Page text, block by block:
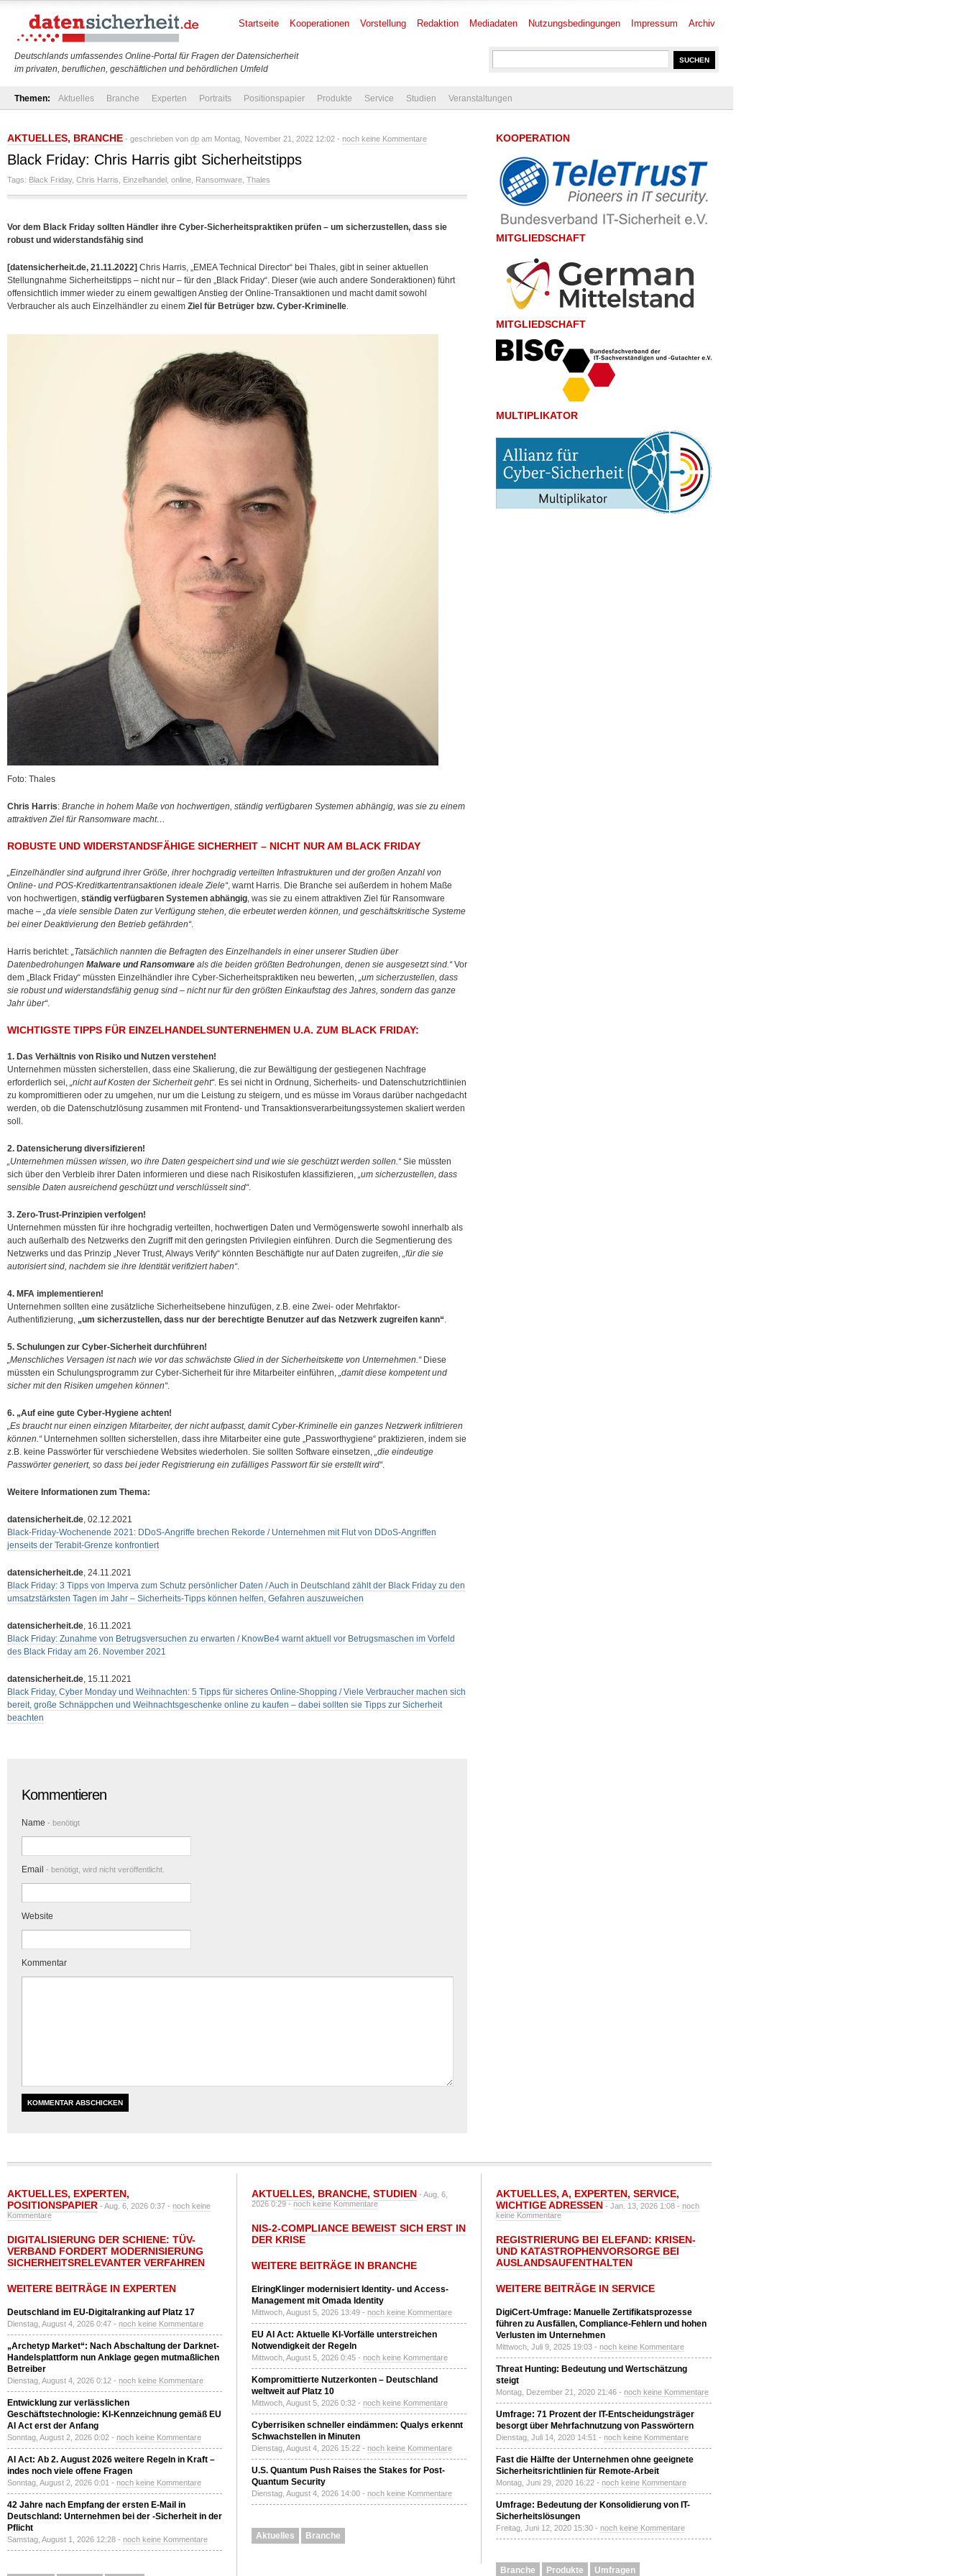
Deutschlands umfassendes Online-Portal für Fragen der Datensicherheit
im privaten, beruflichen, geschäftlichen und behördlichen Umfeld
Startseite Kooperationen Vorstellung Redaktion Mediadaten Nutzungsbedingungen Impressum Archiv
Themen: Aktuelles Branche Experten Portraits Positionspapier Produkte Service Studien Veranstaltungen
AKTUELLES, BRANCHE - geschrieben von dp am Montag, November 21, 2022 12:02 - noch keine Kommentare
Black Friday: Chris Harris gibt Sicherheitstipps
Tags: Black Friday, Chris Harris Einzelhandel online Ransomware Thales
Vor dem Black Friday sollten Händler ihre Cyber-Sicherheitspraktiken prüfen – um sicherzustellen, dass sie
robust und widerstandsfähig sind
[datensicherheit.de, 21.11.2022] Chris Harris, „EMEA Technical Director“ bei Thales, gibt in seiner aktuellen
Stellungnahme Sicherheitstipps – nicht nur – für den „Black Friday“. Dieser (wie auch andere Sonderaktionen) führt
offensichtlich immer wieder zu einem gewaltigen Anstieg der Online-Transaktionen und macht damit sowohl
Verbraucher als auch Einzelhändler zu einem Ziel für Betrüger bzw. Cyber-Kriminelle.
Foto: Thales
Chris Harris: Branche in hohem Maße von hochwertigen, ständig verfügbaren Systemen abhängig, was sie zu einem
attraktiven Ziel für Ransomware macht…
ROBUSTE UND WIDERSTANDSFÄHIGE SICHERHEIT – NICHT NUR AM BLACK FRIDAY
„Einzelhändler sind aufgrund ihrer Größe, ihrer hochgradig verteilten Infrastrukturen und der großen Anzahl von
Online- und POS-Kreditkartentransaktionen ideale Ziele“, warnt Harris. Die Branche sei außerdem in hohem Maße
von hochwertigen, ständig verfügbaren Systemen abhängig, was sie zu einem attraktiven Ziel für Ransomware
mache – „da viele sensible Daten zur Verfügung stehen, die erbeutet werden können, und geschäftskritische Systeme
bei einer Deaktivierung den Betrieb gefährden“.
Harris berichtet: „Tatsächlich nannten die Befragten des Einzelhandels in einer unserer Studien über
Datenbedrohungen Malware und Ransomware als die beiden größten Bedrohungen, denen sie ausgesetzt sind.“Vor
dem „Black Friday“ müssten Einzelhändler ihre Cyber-Sicherheitspraktiken neu bewerten, „um sicherzustellen, dass
sie robust und widerstandsfähig genug sind – nicht nur für den größten Einkaufstag des Jahres, sondern das ganze
Jahr über“.
WICHTIGSTE TIPPS FÜR EINZELHANDELSUNTERNEHMEN U.A. ZUM BLACK FRIDAY:
1. Das Verhältnis von Risiko und Nutzen verstehen!
Unternehmen müssten sicherstellen, dass eine Skalierung, die zur Bewältigung der gestiegenen Nachfrage
erforderlich sei, „nicht auf Kosten der Sicherheit geht“. Es sei nicht in Ordnung, Sicherheits- und Datenschutzrichtlinien
zu kompromittieren oder zu umgehen, nur um die Leistung zu steigern, und es müsse im Voraus darüber nachgedacht
werden, ob die Datenschutzlösung zusammen mit Frontend- und Transaktionsverarbeitungssystemen skaliert werden
soll.
2. Datensicherung diversifizieren!
„Unternehmen müssen wissen, wo ihre Daten gespeichert sind und wie sie geschützt werden sollen.“Sie müssten
sich über den Verbleib ihrer Daten informieren und diese nach Risikostufen klassifizieren, „um sicherzustellen, dass
sensible Daten ausreichend geschützt und verschlüsselt sind“.
3. Zero-Trust-Prinzipien verfolgen!
Unternehmen müssten für ihre hochgradig verteilten, hochwertigen Daten und Vermögenswerte sowohl innerhalb als
auch außerhalb des Netzwerks den Zugriff mit den geringsten Privilegien einführen. Durch die Segmentierung des
Netzwerks und das Prinzip „Never Trust, Always Verify“ könnten Beschäftigte nur auf Daten zugreifen, „für die sie
autorisiert sind, nachdem sie ihre Identität verifiziert haben“.
4. MFA implementieren!
Unternehmen sollten eine zusätzliche Sicherheitsebene hinzufügen, z.B. eine Zwei- oder Mehrfaktor-
Authentifizierung, „um sicherzustellen, dass nur der berechtigte Benutzer auf das Netzwerk zugreifen kann“.
5. Schulungen zur Cyber-Sicherheit durchführen!
„Menschliches Versagen ist nach wie vor das schwächste Glied in der Sicherheitskette von Unternehmen.“Diese
müssten ein Schulungsprogramm zur Cyber-Sicherheit für ihre Mitarbeiter einführen, „damit diese kompetent und
sicher mit den Risiken umgehen können“.
6. „Auf eine gute Cyber-Hygiene achten!
„Es braucht nur einen einzigen Mitarbeiter, der nicht aufpasst, damit Cyber-Kriminelle ein ganzes Netzwerk infiltrieren
können.“Unternehmen sollten sicherstellen, dass ihre Mitarbeiter eine gute „Passworthygiene“ praktizieren, indem sie
z.B. keine Passwörter für verschiedene Websites wiederholen. Sie sollten Software einsetzen, „die eindeutige
Passwörter generiert, so dass bei jeder Registrierung ein zufälliges Passwort für sie erstellt wird“.
Weitere Informationen zum Thema:
datensicherheit.de, 02.12.2021
Black-Friday-Wochenende 2021: DDoS-Angriffe brechen Rekorde / Unternehmen mit Flut von DDoS-Angriffen
jenseits der Terabit-Grenze konfrontiert
datensicherheit.de, 24.11.2021
Black Friday: 3 Tipps von Imperva zum Schutz persönlicher Daten / Auch in Deutschland zählt der Black Friday zu den
umsatzstärksten Tagen im Jahr – Sicherheits-Tipps können helfen, Gefahren auszuweichen
datensicherheit.de, 16.11.2021
Black Friday: Zunahme von Betrugsversuchen zu erwarten / KnowBe4 warnt aktuell vor Betrugsmaschen im Vorfeld
des Black Friday am 26. November 2021
datensicherheit.de, 15.11.2021
Black Friday, Cyber Monday und Weihnachten: 5 Tipps für sicheres Online-Shopping / Viele Verbraucher machen sich
bereit, große Schnäppchen und Weihnachtsgeschenke online zu kaufen – dabei sollten sie Tipps zur Sicherheit
beachten
Kommentieren
Name - benötigt
Email - benötigt, wird nicht veröffentlicht.
Website
Kommentar
KOOPERATION
MITGLIEDSCHAFT
MITGLIEDSCHAFT
MULTIPLIKATOR
AKTUELLES, EXPERTEN,
POSITIONSPAPIER - Aug. 6, 2026 0:37 - noch keine
Kommentare
DIGITALISIERUNG DER SCHIENE: TÜV-
VERBAND FORDERT MODERNISIERUNG
SICHERHEITSRELEVANTER VERFAHREN
WEITERE BEITRÄGE IN EXPERTEN
Deutschland im EU-Digitalranking auf Platz 17
Dienstag, August 4, 2026 0:47 - noch keine Kommentare
„Archetyp Market“: Nach Abschaltung der Darknet-
Handelsplattform nun Anklage gegen mutmaßlichen
Betreiber
Dienstag, August 4, 2026 0:12 - noch keine Kommentare
Entwicklung zur verlässlichen
Geschäftstechnologie: KI-Kennzeichnung gemäß EU
AI Act erst der Anfang
Sonntag, August 2, 2026 0:02 - noch keine Kommentare
AI Act: Ab 2. August 2026 weitere Regeln in Kraft –
indes noch viele offene Fragen
Sonntag, August 2, 2026 0:01 - noch keine Kommentare
42 Jahre nach Empfang der ersten E-Mail in
Deutschland: Unternehmen bei der -Sicherheit in der
Pflicht
Samstag, August 1, 2026 12:28 - noch keine Kommentare
AKTUELLES, BRANCHE, STUDIEN - Aug. 6,
2026 0:29 -noch keine Kommentare
NIS-2-COMPLIANCE BEWEIST SICH ERST IN
DER KRISE
WEITERE BEITRÄGE IN BRANCHE
ElringKlinger modernisiert Identity- und Access-
Management mit Omada Identity
Mittwoch, August 5, 2026 13:49 - noch keine Kommentare
EU AI Act: Aktuelle KI-Vorfälle unterstreichen
Notwendigkeit der Regeln
Mittwoch, August 5, 2026 0:45 - noch keine Kommentare
Kompromittierte Nutzerkonten – Deutschland
weltweit auf Platz 10
Mittwoch, August 5, 2026 0:32 - noch keine Kommentare
Cyberrisiken schneller eindämmen: Qualys erkennt
Schwachstellen in Minuten
Dienstag, August 4, 2026 15:22 - noch keine Kommentare
U.S. Quantum Push Raises the Stakes for Post-
Quantum Security
Dienstag, August 4, 2026 14:00 - noch keine Kommentare
Aktuelles Branche
AKTUELLES, A, EXPERTEN, SERVICE,
WICHTIGE ADRESSEN - Jan. 13, 2026 1:08 - noch
keine Kommentare
REGISTRIERUNG BEI ELEFAND: KRISEN-
UND KATASTROPHENVORSORGE BEI
AUSLANDSAUFENTHALTEN
WEITERE BEITRÄGE IN SERVICE
DigiCert-Umfrage: Manuelle Zertifikatsprozesse
führen zu Ausfällen, Compliance-Fehlern und hohen
Verlusten im Unternehmen
Mittwoch, Juli 9, 2025 19:03 - noch keine Kommentare
Threat Hunting: Bedeutung und Wertschätzung
steigt
Montag, Dezember 21, 2020 21:46 - noch keine Kommentare
Umfrage: 71 Prozent der IT-Entscheidungsträger
besorgt über Mehrfachnutzung von Passwörtern
Dienstag, Juli 14, 2020 14:51 - noch keine Kommentare
Fast die Hälfte der Unternehmen ohne geeignete
Sicherheitsrichtlinien für Remote-Arbeit
Montag, Juni 29, 2020 16:22 - noch keine Kommentare
Umfrage: Bedeutung der Konsolidierung von IT-
Sicherheitslösungen
Freitag, Juni 12, 2020 15:30 - noch keine Kommentare
Branche Produkte Umfragen